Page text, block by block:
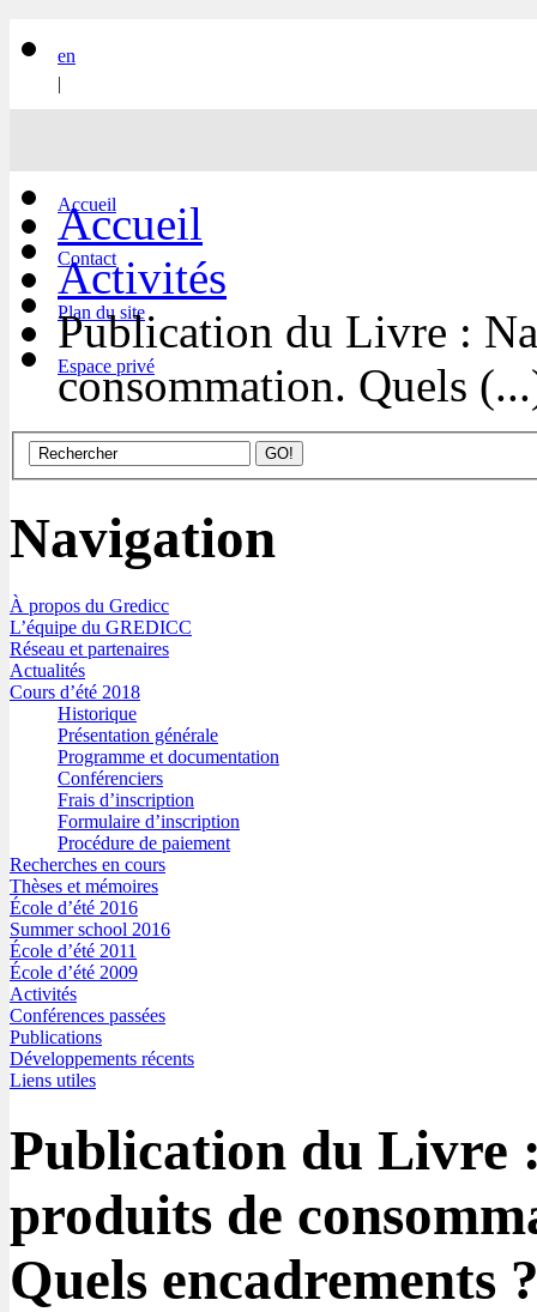
en
|
Accueil
Contact
Plan du site
Espace privé
Accueil
Activités
Publication du Livre :
consommation. Quels
Navigation
À propos du Gredicc
L’équipe du GREDICC
Réseau et partenaires
Actualités
Cours d’été 2018
Historique
Présentation générale
Programme et documentation
Conférenciers
Frais d’inscription
Formulaire d’inscription
Procédure de paiement
Recherches en cours
Thèses et mémoires
École d’été 2016
Summer school 2016
École d’été 2011
École d’été 2009
Activités
Conférences passées
Publications
Développements récents
Liens utiles
Publication du Livre
produits de
Quels encadrements